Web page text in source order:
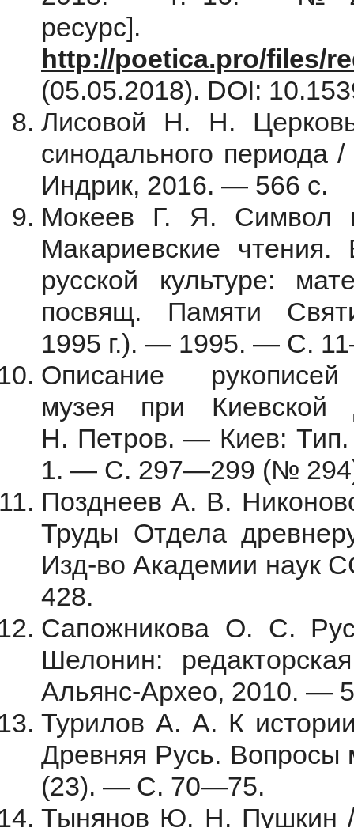
http://poetica.pro/files/
(05.05.2018). DOI:
Лисовой Н. Н.
синодального
Индрик, 2016. — 566 с.
Мокеев Г. Я. Символ
Макариевские
русской культуре:
посвящ. Памяти
1995 г.). — 1995. — С.
Описание рукописей
музея при Киевской
Н. Петров. — Киев:
1. — С. 297—299 (№
Позднеев А. В.
Труды Отдела
Изд-во Академии наук
428.
Сапожникова О. С.
Шелонин:
Альянс-Архео, 2010. —
Турилов А. А. К
Древняя Русь.
(23). — С. 70—75.
Тынянов Ю. Н. Пушкин